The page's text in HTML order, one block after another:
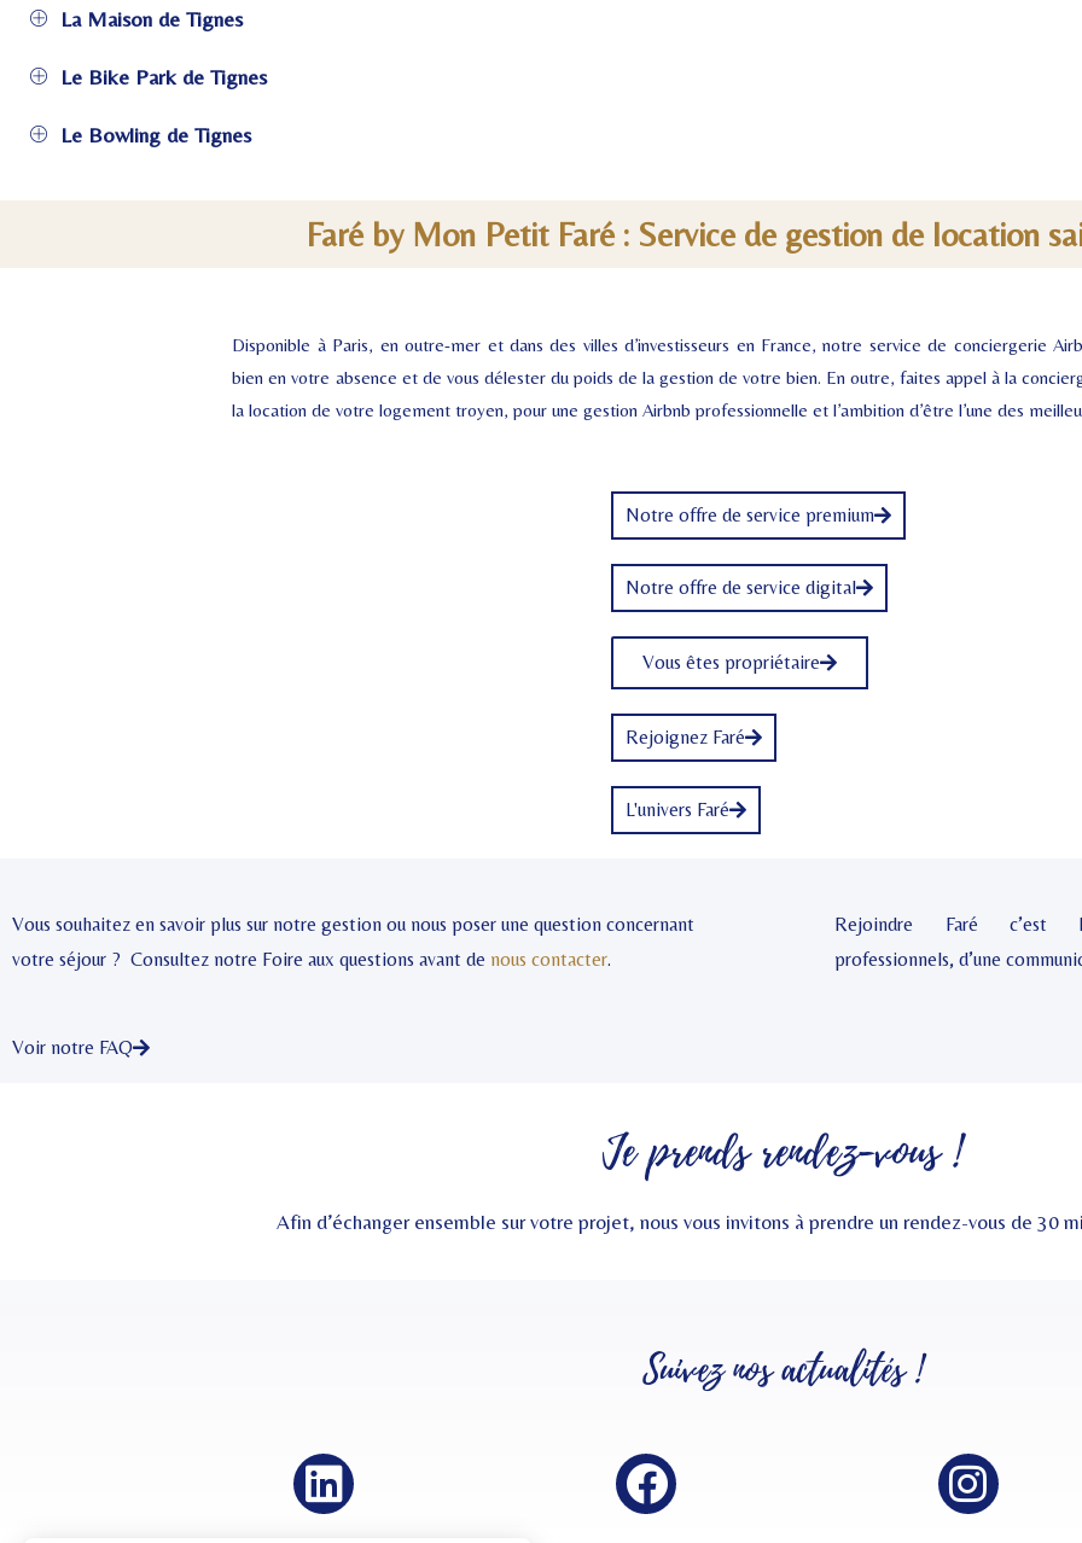
La Maison de Tignes
Le Bike Park de Tignes
Le Bowling de Tignes
Faré by Mon Petit Faré : Service de gestion de location
Disponible à Paris, en outre-mer et dans des villes d’investisseurs en France, notre service de conciergerie
bien en votre absence et de vous délester du poids de la gestion de votre bien. En outre, faites appel à la
la location de votre logement troyen, pour une gestion Airbnb professionnelle et l’ambition d’être l’une des
Notre offre de service premium
Notre offre de service digital
Vous êtes propriétaire
Rejoignez Faré
L'univers Faré
Vous souhaitez en savoir plus sur notre gestion ou nous poser une question concernant
votre séjour ? Consultez notre Foire aux questions avant de nous contacter.
Voir notre FAQ
Rejoindre Faré c’est
professionnels, d’une
Je prends rendez-vous !
Afin d’échanger ensemble sur votre projet, nous vous invitons à prendre un rendez-vous de 30
Suivez nosactualités !